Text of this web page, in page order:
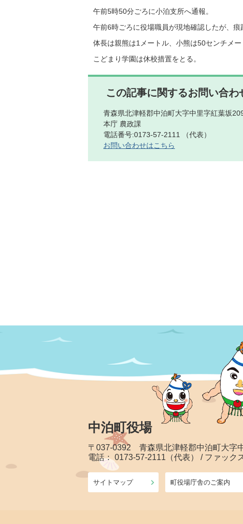
午前5時50分ごろに小泊支所へ通報。
午前6時ごろに役場職員が現地確認したが、痕
体長は親熊は1メートル、小熊は50センチメー
こどまり学園は休校措置をとる。
この記事に関するお問い合わ
青森県北津軽郡中泊町大字中里字紅葉坂
本庁 農政課
電話番号:0173-57-2111 （代表）
お問い合わせはこちら
中泊町役場
〒037-0392 青森県北津軽郡中泊町大字
電話： 0173-57-2111（代表） / ファック
サイトマップ 町役場庁舎のご案内